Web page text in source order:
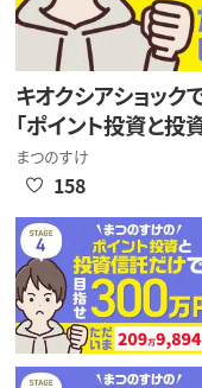
キオクシアショック
「ポイント投資と投
まつのすけ
158